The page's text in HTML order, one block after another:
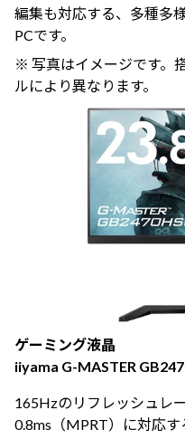
編集も対応する、多種多
PCです。
※ 写真はイメージです。
ルにより異なります。
ゲーミング液晶
iiyama G-MASTER
165Hzのリフレッシュレ
0.8ms（MPRT）に対応